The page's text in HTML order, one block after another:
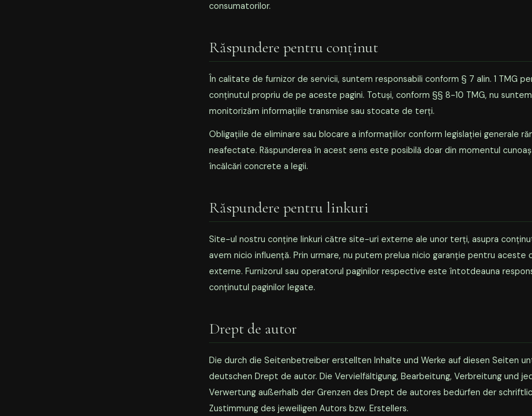
consumatorilor.
Răspundere pentru conținut
În calitate de furnizor de servicii, suntem responsabili conform § 7 alin. 1 TMG
conținutul propriu de pe aceste pagini. Totuși, conform §§ 8-10 TMG, nu
monitorizăm informațiile transmise sau stocate de terți.
Obligațiile de eliminare sau blocare a informațiilor conform legislației generale
neafectate. Răspunderea în acest sens este posibilă doar din momentul
încălcări concrete a legii.
Răspundere pentru linkuri
Site-ul nostru conține linkuri către site-uri externe ale unor terți, asupra
avem nicio influență. Prin urmare, nu putem prelua nicio garanție pentru aceste
externe. Furnizorul sau operatorul paginilor respective este întotdeauna
conținutul paginilor legate.
Drept de autor
Die durch die Seitenbetreiber erstellten Inhalte und Werke auf diesen Seiten
deutschen Drept de autor. Die Vervielfältigung, Bearbeitung, Verbreitung und
Verwertung außerhalb der Grenzen des Drept de autores bedürfen der
Zustimmung des jeweiligen Autors bzw. Erstellers.